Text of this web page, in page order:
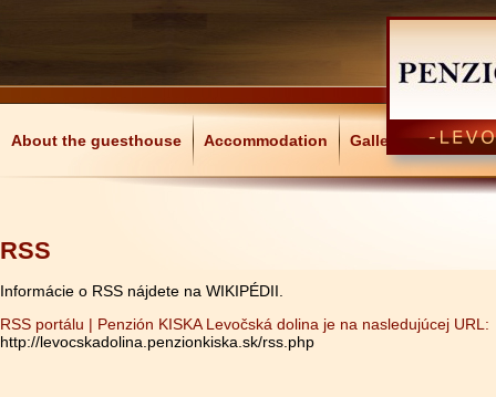
About the guesthouse Accommodation Gallery
RSS
Informácie o RSS nájdete na WIKIPÉDII.
RSS portálu | Penzión KISKA Levočská dolina je na nasledujúcej URL:
http://levocskadolina.penzionkiska.sk/rss.php